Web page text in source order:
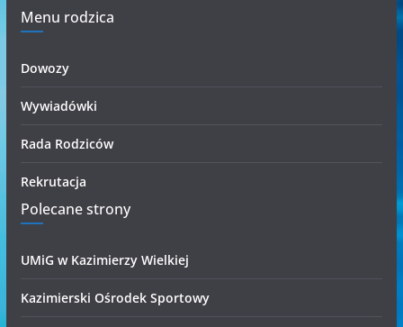
Menu rodzica
Dowozy
Wywiadówki
Rada Rodziców
Rekrutacja
Polecane strony
UMiG w Kazimierzy Wielkiej
Kazimierski Ośrodek Sportowy